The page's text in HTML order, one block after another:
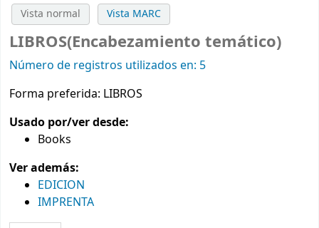
Vista normal Vista MARC
LIBROS(Encabezamiento temático)
Número de registros utilizados en: 5
Forma preferida: LIBROS
Usado por/ver desde:
Books
Ver además:
EDICION
IMPRENTA